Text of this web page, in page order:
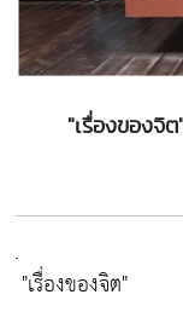
"เรื่องของจิ
.
"เรื่องของจิต"